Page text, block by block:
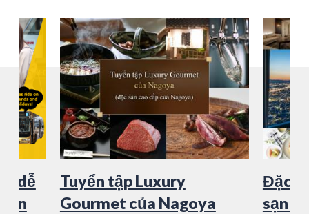
dễ
Tuyển tập Luxury
Gourmet của Nagoya
Đặc
sạn